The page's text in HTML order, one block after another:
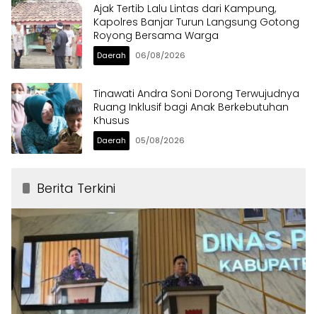
Ajak Tertib Lalu Lintas dari Kampung,
Kapolres Banjar Turun Langsung Gotong
Royong Bersama Warga
Daerah 06/08/2026
Tinawati Andra Soni Dorong Terwujudnya
Ruang Inklusif bagi Anak Berkebutuhan
Khusus
Daerah 05/08/2026
Berita Terkini